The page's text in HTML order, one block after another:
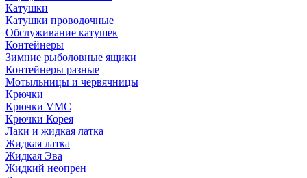
Катушки
Катушки проводочные
Обслуживание катушек
Контейнеры
Зимние рыболовные ящики
Контейнеры разные
Мотыльницы и червячницы
Крючки
Крючки VMC
Крючки Корея
Лаки и жидкая латка
Жидкая латка
Жидкая Эва
Жидкий неопрен